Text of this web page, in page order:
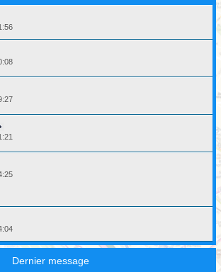
Dernier message